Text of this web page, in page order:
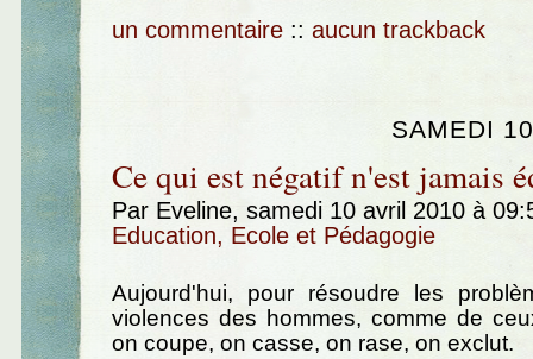
un commentaire :: aucun trackback
SAMEDI
Ce qui est négatif n'est jamais
Par Eveline, samedi 10 avril 2010 à
Education, Ecole et Pédagogie
Aujourd'hui, pour résoudre les
violences des hommes, comme de
on coupe, on casse, on rase, on exclut.